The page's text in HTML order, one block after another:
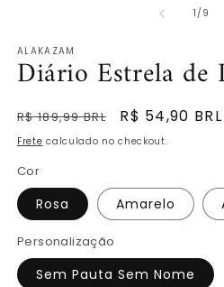
modal
1/de
9
ALAKAZAM
Diário Estrela de
Preço
normal
R$ 189,99 BRL
Preço
promocional
R$ 54,90 BRL
Frete calculado no checkout.
Cor
Rosa Amarelo
Personalização
Sem Pauta Sem Nome